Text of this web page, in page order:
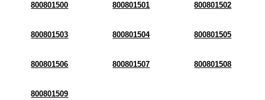
800801500 800801501 800801502
800801503 800801504 800801505
800801506 800801507 800801508
800801509